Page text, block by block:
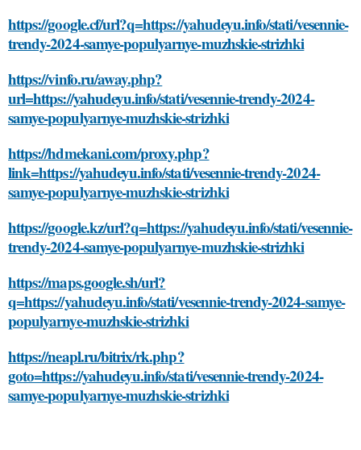
https://google.cf/url?q=https://yahudeyu.info/stati/vesennie-
trendy-2024-samye-populyarnye-muzhskie-strizhki
https://vinfo.ru/away.php?
url=https://yahudeyu.info/stati/vesennie-trendy-2024-
samye-populyarnye-muzhskie-strizhki
https://hdmekani.com/proxy.php?
link=https://yahudeyu.info/stati/vesennie-trendy-2024-
samye-populyarnye-muzhskie-strizhki
https://google.kz/url?q=https://yahudeyu.info/stati/vesennie-
trendy-2024-samye-populyarnye-muzhskie-strizhki
https://maps.google.sh/url?
q=https://yahudeyu.info/stati/vesennie-trendy-2024-samye-
populyarnye-muzhskie-strizhki
https://neapl.ru/bitrix/rk.php?
goto=https://yahudeyu.info/stati/vesennie-trendy-2024-
samye-populyarnye-muzhskie-strizhki